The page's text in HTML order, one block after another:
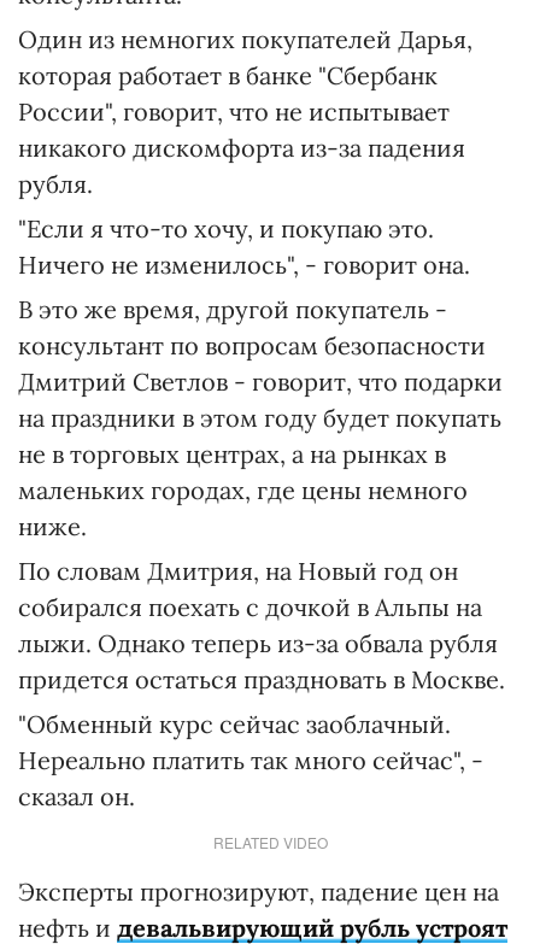
Один из немногих покупателей Дарья,
которая работает в банке "Сбербанк
России", говорит, что не испытывает
никакого дискомфорта из-за падения
рубля.
"Если я что-то хочу, и покупаю это.
Ничего не изменилось", - говорит она.
В это же время, другой покупатель -
консультант по вопросам безопасности
Дмитрий Светлов - говорит, что подарки
на праздники в этом году будет покупать
не в торговых центрах, а на рынках в
маленьких городах, где цены немного
ниже.
По словам Дмитрия, на Новый год он
собирался поехать с дочкой в Альпы на
лыжи. Однако теперь из-за обвала рубля
придется остаться праздновать в Москве.
"Обменный курс сейчас заоблачный.
Нереально платить так много сейчас", -
сказал он.
RELATED VIDEO
Эксперты прогнозируют, падение цен на
нефть и девальвирующий рубль устроят